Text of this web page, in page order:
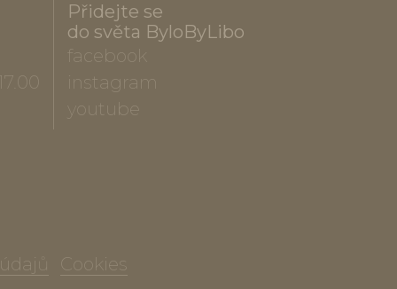
Přidejte se
do světa ByloByLibo
facebook
instagram
youtube
Cookies